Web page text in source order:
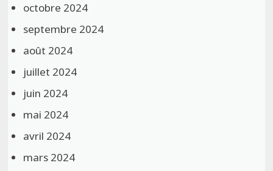
octobre 2024
septembre 2024
août 2024
juillet 2024
juin 2024
mai 2024
avril 2024
mars 2024